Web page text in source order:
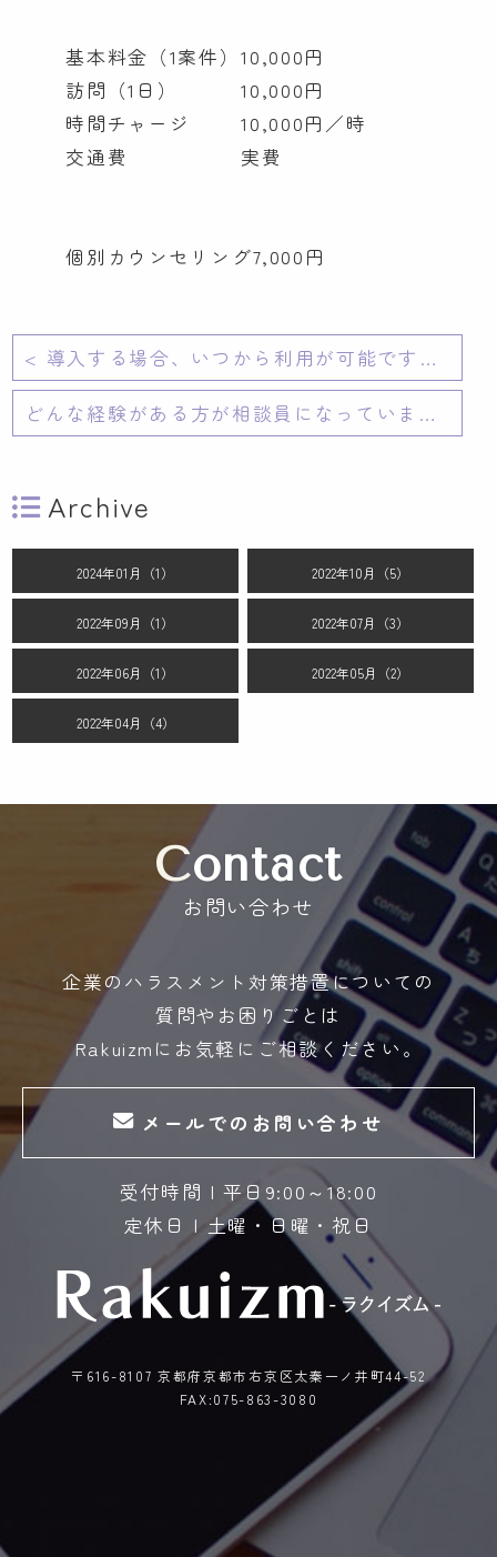
基本料金（1案件） 10,000円
訪問（1日）
10,000円
時間チャージ
10,000円／時
交通費
実費
個別カウンセリング7,000円
< 導入する場合、いつから利用が可能ですか?
どんな経験がある方が相談員になっていますか? >
Archive
2024年01月（1） 2022年10月（5）
2022年09月（1） 2022年07月（3）
2022年06月（1） 2022年05月（2）
2022年04月（4）
Contact
お問い合わせ
企業のハラスメント対策措置についての
質問やお困りごとは
Rakuizmにお気軽にご相談ください。
メールでのお問い合わせ
受付時間 | 平日9:00～18:00
定休日 | 土曜・日曜・祝日
〒616-8107 京都府京都市右京区太秦一ノ井町44-52
FAX:075-863-3080